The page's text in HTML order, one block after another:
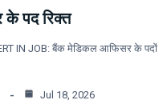
पद रिक्त
IN JOB: बैंक मेडिकल आफिसर के पदों
Jul 18, 2026